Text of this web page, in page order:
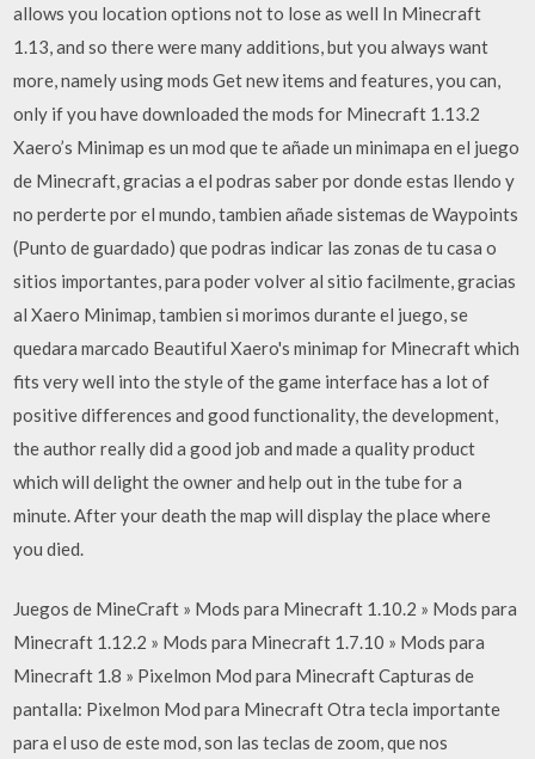
allows you location options not to lose as well In Minecraft
1.13, and so there were many additions, but you always want
more, namely using mods Get new items and features, you can,
only if you have downloaded the mods for Minecraft 1.13.2
Xaero’s Minimap es un mod que te añade un minimapa en el juego
de Minecraft, gracias a el podras saber por donde estas llendo y
no perderte por el mundo, tambien añade sistemas de Waypoints
(Punto de guardado) que podras indicar las zonas de tu casa o
sitios importantes, para poder volver al sitio facilmente, gracias
al Xaero Minimap, tambien si morimos durante el juego, se
quedara marcado Beautiful Xaero's minimap for Minecraft which
fits very well into the style of the game interface has a lot of
positive differences and good functionality, the development,
the author really did a good job and made a quality product
which will delight the owner and help out in the tube for a
minute. After your death the map will display the place where
you died.
Juegos de MineCraft » Mods para Minecraft 1.10.2 » Mods para
Minecraft 1.12.2 » Mods para Minecraft 1.7.10 » Mods para
Minecraft 1.8 » Pixelmon Mod para Minecraft Capturas de
pantalla: Pixelmon Mod para Minecraft Otra tecla importante
para el uso de este mod, son las teclas de zoom, que nos